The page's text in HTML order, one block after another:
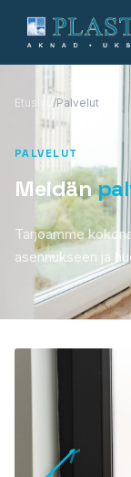
IKKUNAT
PLASTO 76
Standardi
Etusivu /Palvelut
PALVELUT
Meidän
Tarjoamme
asennukseen ja